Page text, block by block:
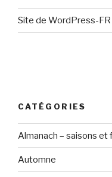
Site de WordPress-FR
CATÉGORIES
Almanach – saisons et
Automne